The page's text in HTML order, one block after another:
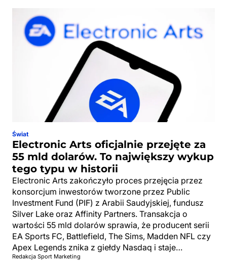
Świat
Electronic Arts oficjalnie przejęte za
55 mld dolarów. To największy wykup
tego typu w historii
Electronic Arts zakończyło proces przejęcia przez
konsorcjum inwestorów tworzone przez Public
Investment Fund (PIF) z Arabii Saudyjskiej, fundusz
Silver Lake oraz Affinity Partners. Transakcja o
wartości 55 mld dolarów sprawia, że producent serii
EA Sports FC, Battlefield, The Sims, Madden NFL czy
Apex Legends znika z giełdy Nasdaq i staje…
Redakcja Sport Marketing